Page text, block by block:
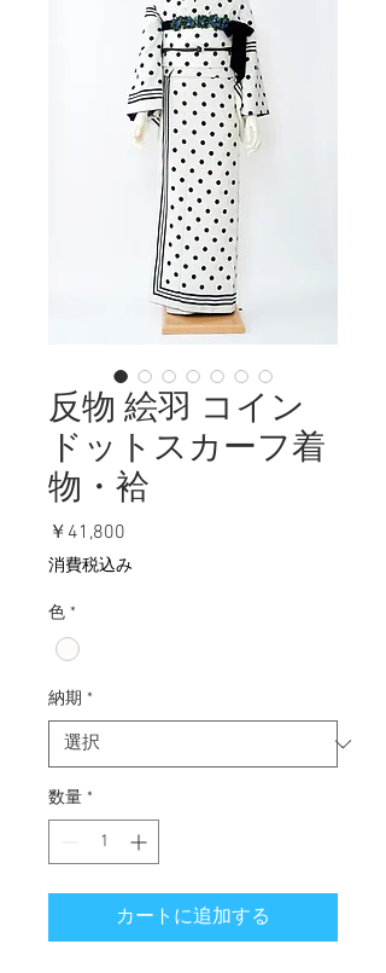
反物 絵羽 コイン
ドットスカーフ着
物・袷
￥41,800
格
消費税込み
色 *
納期 *
数量 *
カートに追加する